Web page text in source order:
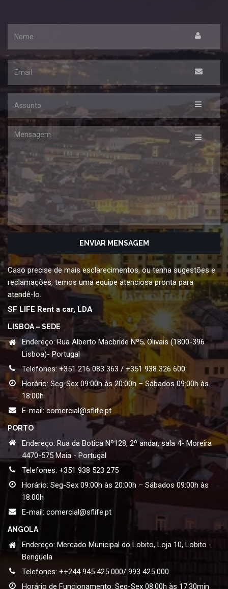
Email
Mensagem
Caso precise de mais esclarecimentos, ou tenha sugestões e
reclamações, temos uma equipe atenciosa pronta para
atendê-lo.
SF LIFE Rent a car, LDA
LISBOA – SEDE
Endereço: Rua Alberto Macbride Nº5, Olivais (1800-396
Lisboa)- Portugal
Telefones: +351 216 083 363 / +351 938 326 600
Horário: Seg-Sex 09:00h às 20:00h – Sábados 09:00h às
18:00h
E-mail:comercial@sflife.pt
PORTO
Endereço: Rua da Botica Nº128, 2º andar, sala 4- Moreira
4470-575 Maia - Portugal
Telefones: +351 938 523 275
Horário: Seg-Sex 09:00h às 20:00h – Sábados 09:00h às
18:00h
E-mail: comercial@sflife.pt
ANGOLA
Endereço: Mercado Municipal do Lobito, Loja 10, Lobito -
Benguela
Telefones: ++244 945 425 000/ 993 425 000
Horário de Funcionamento: Seg-Sex 08:00h às 17:30min